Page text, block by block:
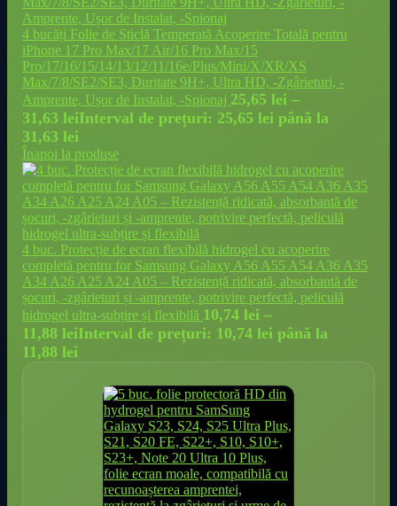
4 bucăți Folie de Sticlă Temperată Acoperire Totală pentru
iPhone 17 Pro Max/17 Air/16 Pro Max/15
Pro/17/16/15/14/13/12/11/16e/Plus/Mini/X/XR/XS
Max/7/8/SE2/SE3, Duritate 9H+, Ultra HD, -Zgârieturi, -
Amprente, Ușor de Instalat, -Spionaj 25,65 lei –
31,63 leiInterval de prețuri: 25,65 lei până la
31,63 lei
Înapoi la produse
4 buc. Protecție de ecran flexibilă hidrogel cu acoperire
completă pentru for Samsung Galaxy A56 A55 A54 A36 A35
A34 A26 A25 A24 A05 – Rezistență ridicată, absorbantă de
șocuri, -zgârieturi și -amprente, potrivire perfectă, peliculă
hidrogel ultra-subțire și flexibilă 10,74 lei –
11,88 leiInterval de prețuri: 10,74 lei până la
11,88 lei